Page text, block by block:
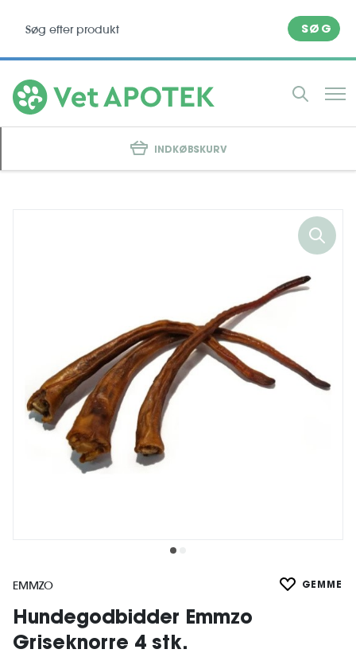
SØG
INDKØBSKURV
EMMZO GEMME
Hundegodbidder Emmzo
Griseknorre 4 stk.